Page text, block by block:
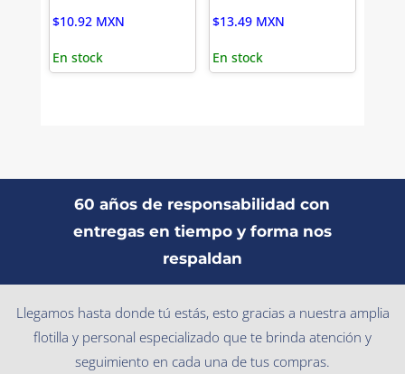
$10.92 MXN
En stock
$13.49 MXN
En stock
60 años de responsabilidad con
entregas en tiempo y forma nos
respaldan
Llegamos hasta donde tú estás, esto gracias a nuestra amplia
flotilla y personal especializado que te brinda atención y
seguimiento en cada una de tus compras.